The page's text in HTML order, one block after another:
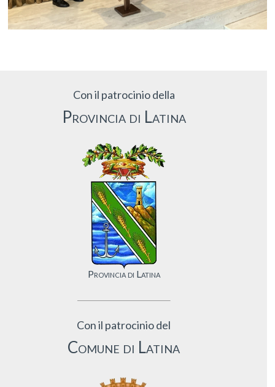
Con il patrocinio della
Provincia di Latina
Provincia di Latina
Con il patrocinio del
Comune di Latina